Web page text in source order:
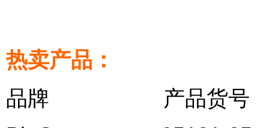
热卖产品：
品牌 产品货